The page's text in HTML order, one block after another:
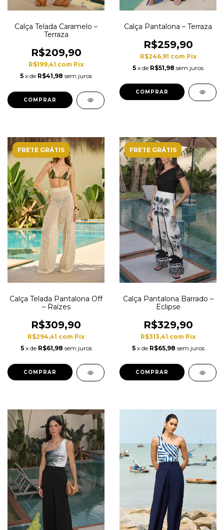
Calça Telada Caramelo –
Terraza
R$209,90
R$199,41 com Pix
5 x de R$41,98 sem juros
COMPRAR
Calça Pantalona – Terraza
R$259,90
R$246,91 com Pix
5 x de R$51,98 sem juros
COMPRAR
FRETE GRÁTIS
Calça Telada Pantalona Off
– Raízes
R$309,90
R$294,41 com Pix
5 x de R$61,98 sem juros
COMPRAR
FRETE GRÁTIS
Calça Pantalona Barrado –
Eclipse
R$329,90
R$313,41 com Pix
5 x de R$65,98 sem juros
COMPRAR